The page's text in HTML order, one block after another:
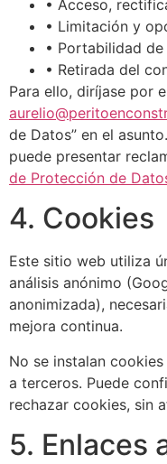
• Acceso,
• Limitación y
• Portabilidad
• Retirada del
Para ello, diríjase por
de Datos” en el
puede presentar
de Protección de
4. Cookies
Este sitio web utiliza
análisis anónimo
anonimizada),
mejora continua.
No se instalan
a terceros. Puede
rechazar cookies, sin
5. Enlaces